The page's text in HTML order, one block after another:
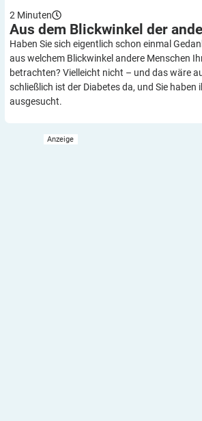
2 Minuten
Aus dem Blickwinkel der
Haben Sie sich eigentlich schon einmal
aus welchem Blickwinkel andere Menschen
betrachten? Vielleicht nicht – und das wäre
schließlich ist der Diabetes da, und Sie haben
ausgesucht.